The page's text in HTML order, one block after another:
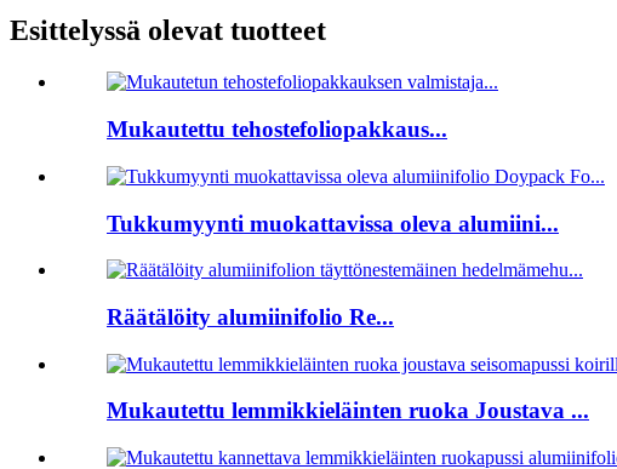
Esittelyssä olevat tuotteet
Mukautettu tehostefoliopakkaus...
Tukkumyynti muokattavissa oleva alumiini...
Räätälöity alumiinifolio Re...
Mukautettu lemmikkieläinten ruoka Joustava ...